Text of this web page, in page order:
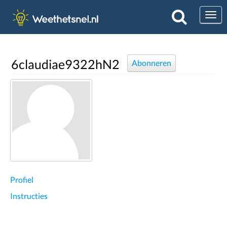
6claudiae9322hN2 Abonneren
Profiel
Instructies